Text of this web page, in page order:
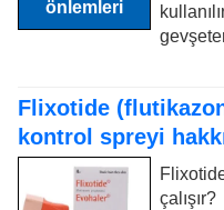
Flixotide
kontrol spreyi